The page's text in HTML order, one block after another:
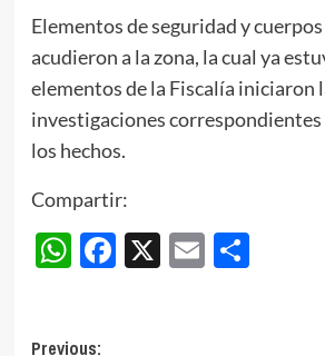
Elementos de seguridad y
acudieron a la zona, la cual ya
elementos de la Fiscalía iniciaron
investigaciones correspondientes
los hechos.
Compartir:
WhatsApp
Facebook
X Email
Previous: